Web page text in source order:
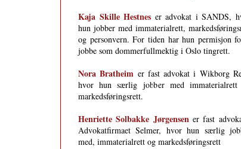
Kaja Skille Hestnes er advokat i SANDS,
hun jobber med immaterial­rett,
og person­vern. For tiden har hun permisjon
jobbe som dommerfullmektig i Oslo tingrett.
Nora Bratheim er fast advokat i Wikborg
hvor hun særlig jobber med immaterialrett
markedsføringsrett.
Henriette Solbakke Jørgensen er fast
Advokat­firmaet Selmer, hvor hun særlig
med, immaterial­rett og markedsføringsrett